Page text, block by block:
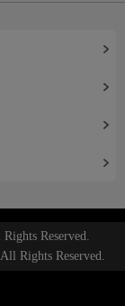
Reserved.
Rights Reserved.